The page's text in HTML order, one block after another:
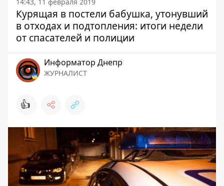
Курящая в постели бабушка, утонувший
в отходах и подтопления: итоги недели
от спасателей и полиции
Информатор Днепр
ЖУРНАЛИСТ
👍